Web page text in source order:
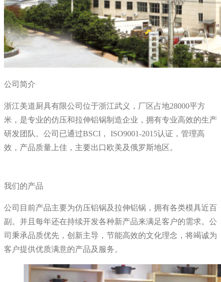
公司简介
浙江美道厨具有限公司位于浙江武义，厂区占地28000平方
米，是专业的仿压和拉伸铝锅制造企业，拥有专业高效的生产
研发团队。公司已通过BSCI， ISO9001-2015认证，管理高
效，产品质量上佳，主要出口欧美及俄罗斯地区。
我们的产品
公司目前产品主要为仿压铝锅及拉伸铝锅，拥有各类模具近百
副。并且每年还在持续开发各种新产品来满足客户的需求。公
司秉承品质优先，创新主导，节能高效的文化理念，将竭诚为
客户提供优质满意的产品及服务。